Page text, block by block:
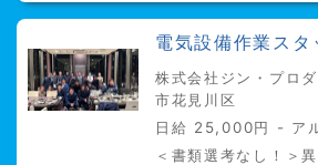
電気設備作業スタ
株式会社ジン・プロ
市花見川区
日給 25,000円 - ア
＜書類選考なし！＞